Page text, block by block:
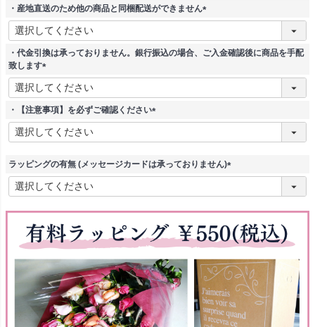
・産地直送のため他の商品と同梱配送ができません
(
須
・代金引換は承っておりません。銀行振込の場合、ご入金確認後に商品を手配
致します
(
必
須
・【注意事項】を必ずご確認ください
(
)
ラッピングの有無 (メッセージカードは承っておりません)
(